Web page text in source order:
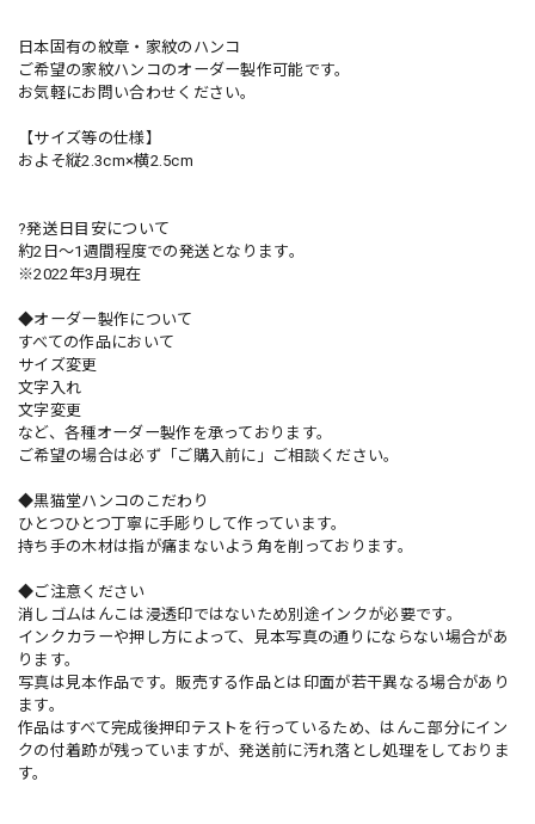
日本固有の紋章・家紋のハンコ
ご希望の家紋ハンコのオーダー製作可能です。
お気軽にお問い合わせください。
【サイズ等の仕様】
およそ縦2.3cm×横2.5cm
?発送日目安について
約2日〜1週間程度での発送となります。
※2022年3月現在
◆オーダー製作について
すべての作品において
サイズ変更
文字入れ
文字変更
など、各種オーダー製作を承っております。
ご希望の場合は必ず「ご購入前に」ご相談ください。
◆黒猫堂ハンコのこだわり
ひとつひとつ丁寧に手彫りして作っています。
持ち手の木材は指が痛まないよう角を削っております。
◆ご注意ください
消しゴムはんこは浸透印ではないため別途インクが必要です。
インクカラーや押し方によって、見本写真の通りにならない場合があ
ります。
写真は見本作品です。販売する作品とは印面が若干異なる場合があり
ます。
作品はすべて完成後押印テストを行っているため、はんこ部分にイン
クの付着跡が残っていますが、発送前に汚れ落とし処理をしておりま
す。